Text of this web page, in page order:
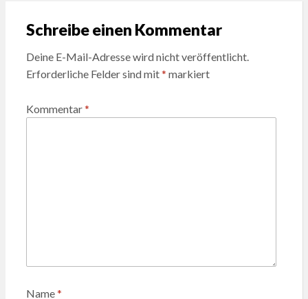
Schreibe einen Kommentar
Deine E-Mail-Adresse wird nicht veröffentlicht.
Erforderliche Felder sind mit* markiert
Kommentar*
Name*